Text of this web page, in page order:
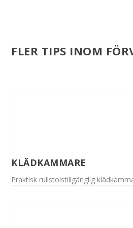
FLER TIPS INOM
KLÄDKAMMARE
Praktisk rullstolstillgänglig